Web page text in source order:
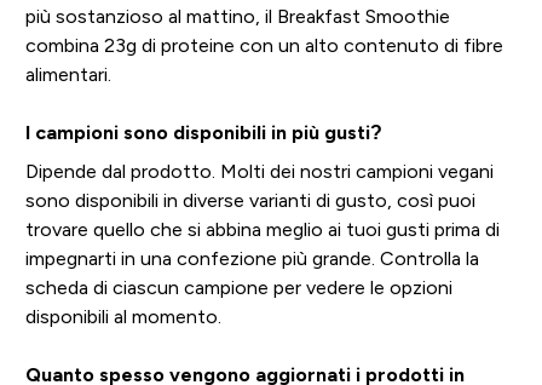
più sostanzioso al mattino, il Breakfast Smoothie
combina 23g di proteine con un alto contenuto di fibre
alimentari.
I campioni sono disponibili in più gusti?
Dipende dal prodotto. Molti dei nostri campioni vegani
sono disponibili in diverse varianti di gusto, così puoi
trovare quello che si abbina meglio ai tuoi gusti prima di
impegnarti in una confezione più grande. Controlla la
scheda di ciascun campione per vedere le opzioni
disponibili al momento.
Quanto spesso vengono aggiornati i prodotti in